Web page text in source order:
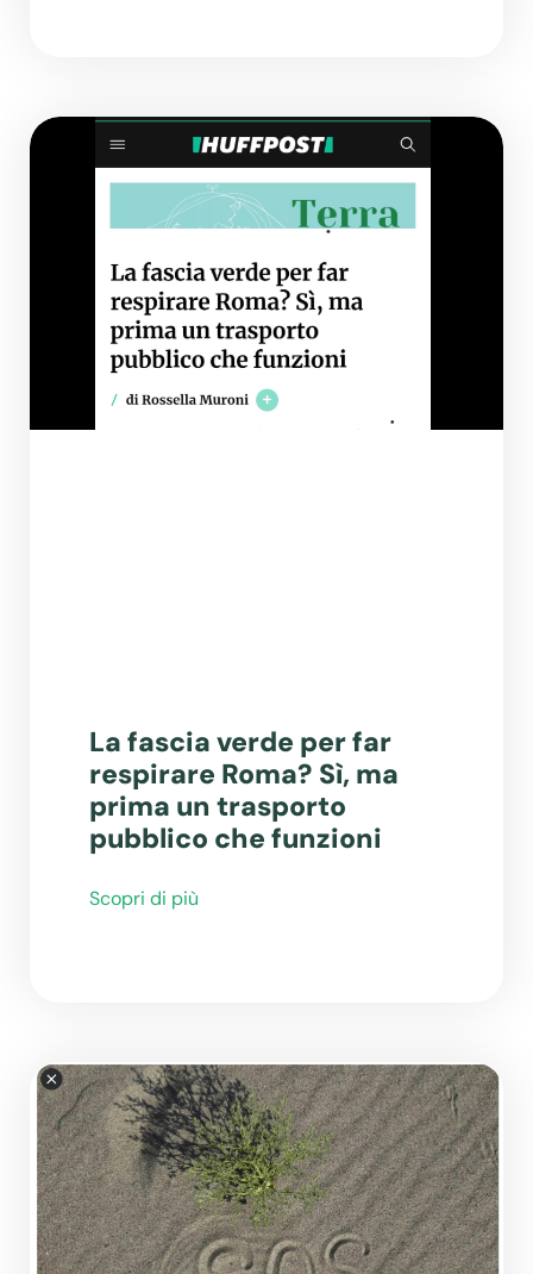
La fascia verde per far
respirare Roma? Sì, ma
prima un trasporto
pubblico che funzioni
Scopri di più